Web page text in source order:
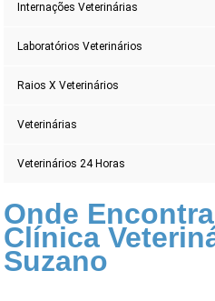
Internações Veterinárias
Laboratórios Veterinários
Raios X Veterinários
Veterinárias
Veterinários 24 Horas
Onde
Clínica
Suzano